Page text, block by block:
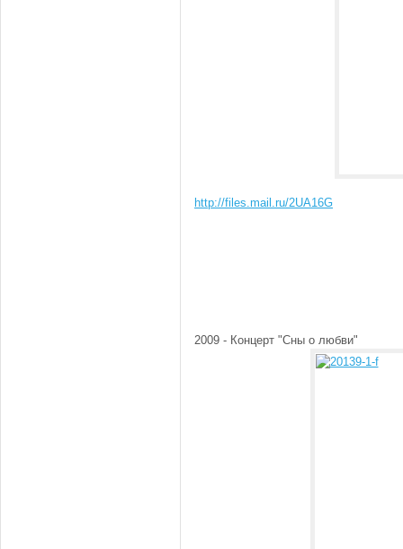
http://files.mail.ru/2UA16G
2009 - Концерт "Сны о любви"